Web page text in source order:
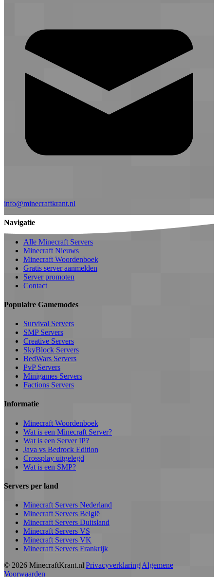
info@minecraftkrant.nl
Navigatie
Alle Minecraft Servers
Minecraft Nieuws
Minecraft Woordenboek
Gratis server aanmelden
Server promoten
Contact
Populaire Gamemodes
Survival Servers
SMP Servers
Creative Servers
SkyBlock Servers
BedWars Servers
PvP Servers
Minigames Servers
Factions Servers
Informatie
Minecraft Woordenboek
Wat is een Minecraft Server?
Wat is een Server IP?
Java vs Bedrock Edition
Crossplay uitgelegd
Wat is een SMP?
Servers per land
Minecraft Servers Nederland
Minecraft Servers België
Minecraft Servers Duitsland
Minecraft Servers VS
Minecraft Servers VK
Minecraft Servers Frankrijk
© 2026 MinecraftKrant.nl|Privacyverklaring|Algemene
Voorwaarden